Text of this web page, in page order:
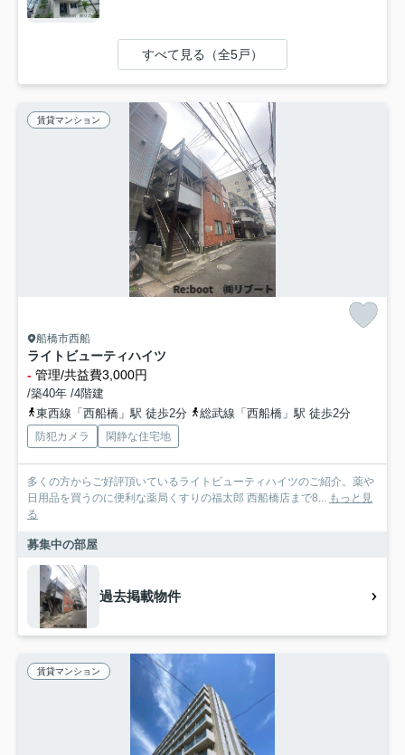
すべて見る（全5戸）
賃貸マンション
船橋市西船
ライトビューティハイツ
- 管理/共益費3,000円
/築40年 /4階建
東西線「西船橋」駅 徒歩2分
総武線「西船橋」駅 徒歩2分
防犯カメラ 閑静な住宅地
多くの方からご好評頂いているライトビューティハイツのご紹介。薬や
日用品を買うのに便利な薬局くすりの福太郎 西船橋店まで8... もっと見
る
募集中の部屋
過去掲載物件
賃貸マンション